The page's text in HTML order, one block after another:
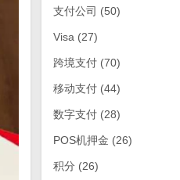
支付公司 (50)
Visa (27)
跨境支付(70)
移动支付(44)
数字支付(28)
POS机押金 (26)
积分 (26)